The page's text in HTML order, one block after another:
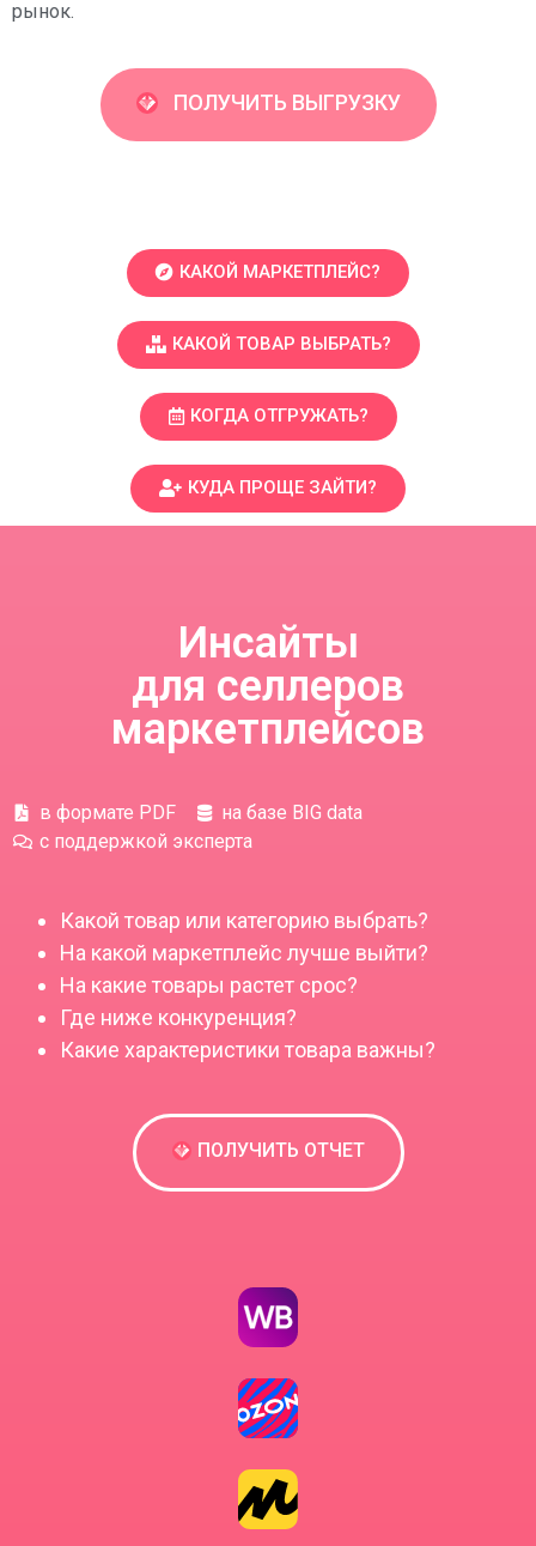
рынок.
ПОЛУЧИТЬ ВЫГРУЗКУ
КАКОЙ МАРКЕТПЛЕЙС?
КАКОЙ ТОВАР ВЫБРАТЬ?
КОГДА ОТГРУЖАТЬ?
КУДА ПРОЩЕ ЗАЙТИ?
Инсайты
для селлеров
маркетплейсов
в формате PDF
на базе BIG data
с поддержкой эксперта
Какой товар или категорию выбрать?
На какой маркетплейс лучше выйти?
На какие товары растет срос?
Где ниже конкуренция?
Какие характеристики товара важны?
ПОЛУЧИТЬ ОТЧЕТ